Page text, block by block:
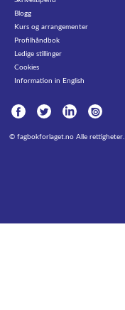
Blogg
Kurs og arrangementer
Profilhåndbok
Ledige stillinger
Cookies
Information in English
© fagbokforlaget.no Alle rettigheter.